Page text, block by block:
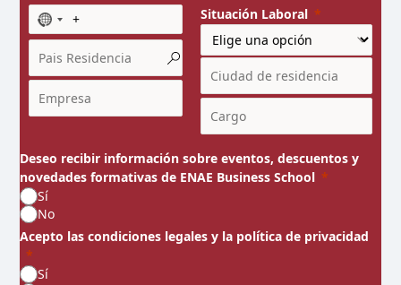
N
o
c
o
u
n
r
y
s
e
e
c
Situación Laboral
Deseo recibir información sobre eventos, descuentos y
novedades formativas de ENAE Business School
Sí
No
Acepto las condiciones legales y la política de privacidad
Sí